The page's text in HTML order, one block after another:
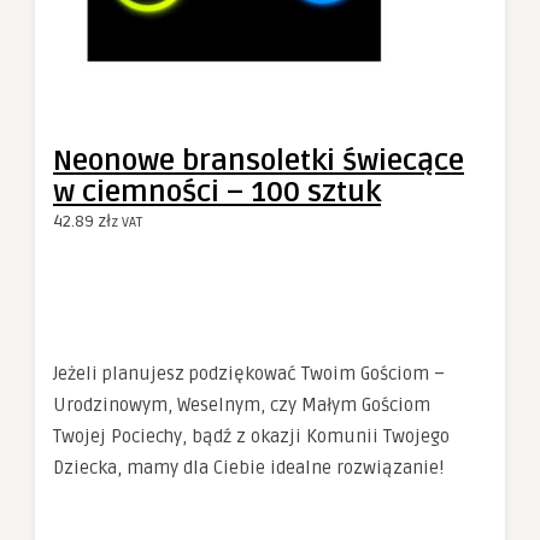
Neonowe bransoletki świecące
w ciemności – 100 sztuk
42.89 złz VAT
Jeżeli planujesz podziękować Twoim Gościom –
Urodzinowym, Weselnym, czy Małym Gościom
Twojej Pociechy, bądź z okazji Komunii Twojego
Dziecka, mamy dla Ciebie idealne rozwiązanie!